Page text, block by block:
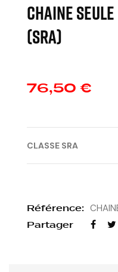
Chaine seule
(SRA)
76,50 €
CLASSE SRA
Référence:
Partager